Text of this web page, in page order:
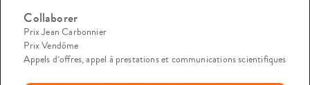
Collaborer
Prix Jean Carbonnier
Prix Vendôme
Appels d’offres, appel à prestations et communications scientifiques